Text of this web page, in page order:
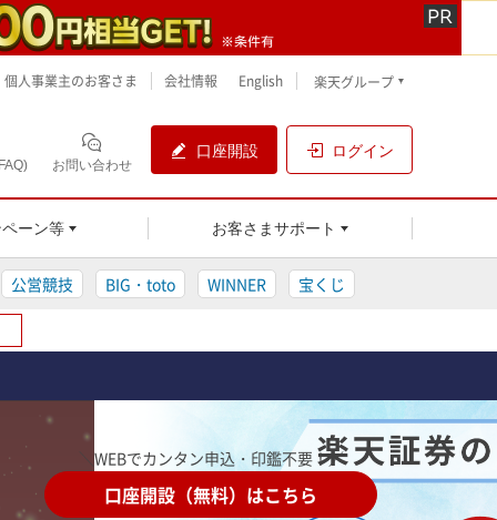
個人事業主のお客さま 会社情報 English 楽天グループ
お問い合わせ
口座開設 ログイン
ーン等 お客さまサポート
公営競技 BIG・toto WINNER 宝くじ
＼WEBでカンタン申込・印鑑不要！／
口座開設（無料）はこちら